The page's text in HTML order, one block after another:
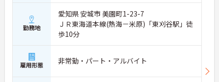
勤務地
愛知県 安城市 美園町1-23-7
ＪＲ東海道本線(熱海－米原)「東刈谷駅」徒
歩10分
雇用形態 非常勤・パート・アルバイト